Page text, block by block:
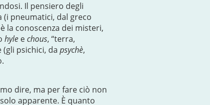
Il pensiero degli
pneumatici, dal greco
la conoscenza dei misteri,
hyleechous, “terra,
psichici, da psychè,
dire, ma per fare ciò non
apparente. È quanto